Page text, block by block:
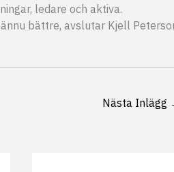
ledare och aktiva.
bättre, avslutar Kjell
Nästa Inlägg